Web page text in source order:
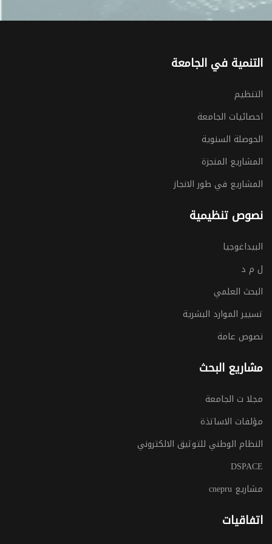
التنمية في الجامعة
التنظيم
احصائيات الجامعة
الحوصلة السنوية
المشاريع المنجزة
المشاريع في طور الانجاز
نصوص تنظيمية
البيداغوجيا
ل م د
البحث العلمي
تسيير الموارد البشرية
نصوص عامة
مشاريع البحث
مجلا ت الجامعة
مؤلفات الاساتذة
النظام الوطني للتوثيق الالكتروني
DSPACE
مشاريع cnepru
اتفاقيات